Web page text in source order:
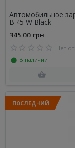
Автомобильное
B 45 W Black
345.00 грн.
Нет
⬤ В наличии
ПОСЛЕДНИЙ